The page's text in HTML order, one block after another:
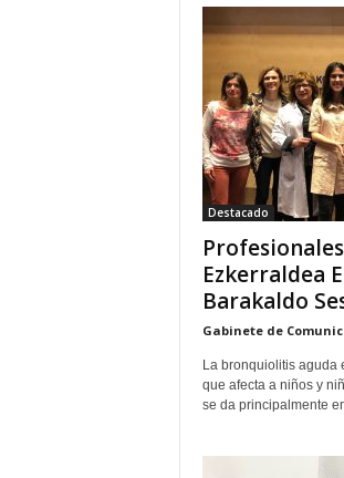
Destacado
Ezkerraldea
Barakaldo
Gabinete de
La bronquiolitis aguda
que afecta a niños y
se da principalmente